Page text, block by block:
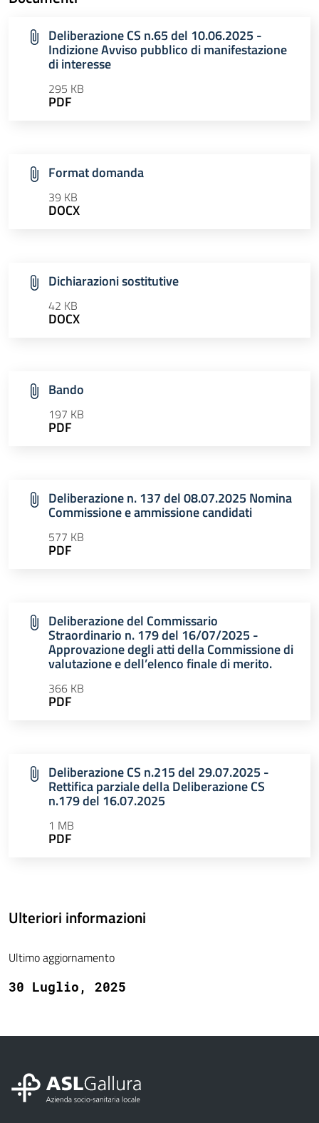
Deliberazione CS n.65 del 10.06.2025 -
Indizione Avviso pubblico di manifestazione
di interesse
295 KB
PDF
Format domanda
39 KB
DOCX
Dichiarazioni sostitutive
42 KB
DOCX
Bando
197 KB
PDF
Deliberazione n. 137 del 08.07.2025 Nomina
Commissione e ammissione candidati
577 KB
PDF
Deliberazione del Commissario
Straordinario n. 179 del 16/07/2025 -
Approvazione degli atti della Commissione di
valutazione e dell’elenco finale di merito.
366 KB
PDF
Deliberazione CS n.215 del 29.07.2025 -
Rettifica parziale della Deliberazione CS
n.179 del 16.07.2025
1 MB
PDF
Ulteriori informazioni
Ultimo aggiornamento
30 Luglio, 2025